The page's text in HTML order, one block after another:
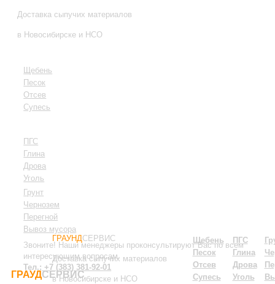
Доставка сыпучих материалов
в Новосибирске и НСО
Щебень
Песок
Отсев
Супесь
ПГС
Глина
Дрова
Уголь
Грунт
Чернозем
Перегной
Вывоз мусора
Звоните! Наши менеджеры проконсультируют Вас по всем
интересующим вопросам.
Тел.: +7 (383) 381-92-01
ГРАУНДСЕРВИС
Доставка сыпучих материалов
в Новосибирске и НСО
Щебень
Песок
Отсев
Супесь
ПГС
Глина
Дрова
Уголь
ГРАУДСЕРВИС